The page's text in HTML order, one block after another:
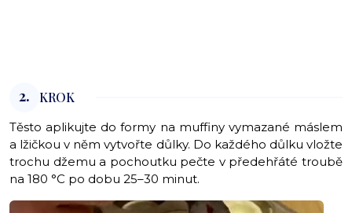
2. KROK
Těsto aplikujte do formy na muffiny vymazané máslem
a lžičkou v něm vytvořte důlky. Do každého důlku vložte
trochu džemu a pochoutku pečte v předehřáté troubě
na 180 °C po dobu 25–30 minut.